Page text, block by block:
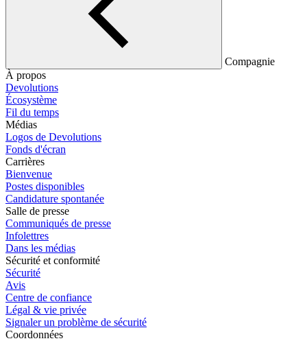
Compagnie
À propos
Devolutions
Écosystème
Fil du temps
Médias
Logos de Devolutions
Fonds d'écran
Carrières
Bienvenue
Postes disponibles
Candidature spontanée
Salle de presse
Communiqués de presse
Infolettres
Dans les médias
Sécurité et conformité
Sécurité
Avis
Centre de confiance
Légal & vie privée
Signaler un problème de sécurité
Coordonnées